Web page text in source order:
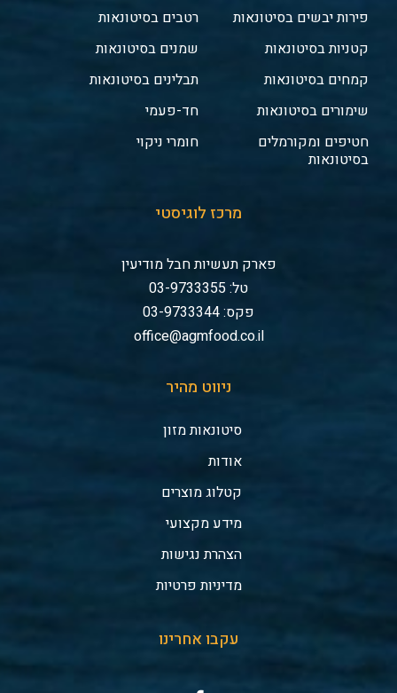
פירות יבשים בסיטונאות
קטניות בסיטונאות
קמחים בסיטונאות
שימורים בסיטונאות
חטיפים ומקורמלים
בסיטונאות
רטבים בסיטונאות
שמנים בסיטונאות
תבלינים בסיטונאות
חד-פעמי
חומרי ניקוי
מרכז לוגיסטי
פארק תעשיות חבל מודיעין
טל: 03-9733355
פקס: 03-9733344
office@agmfood.co.il
ניווט מהיר
סיטונאות מזון
אודות
קטלוג מוצרים
מידע מקצועי
הצהרת נגישות
מדיניות פרטיות
עקבו אחרינו